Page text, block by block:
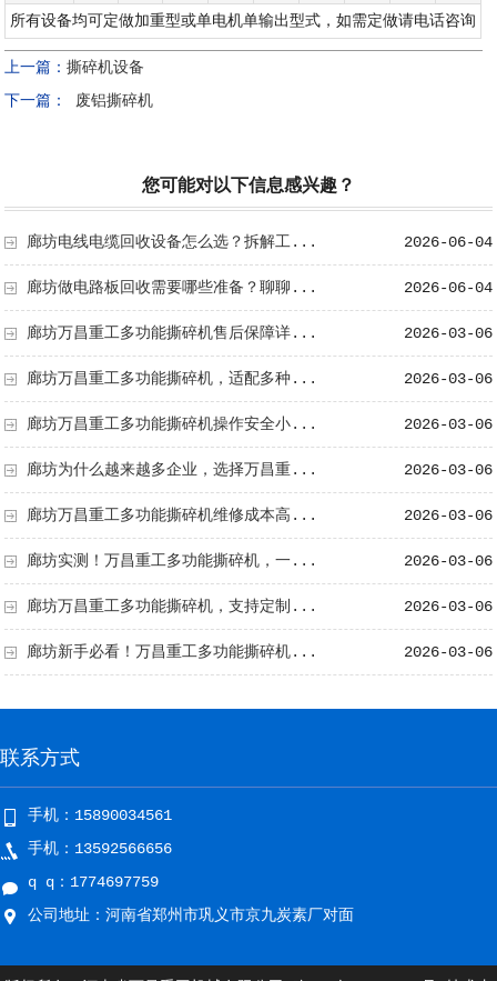
所有设备均可定做加重型或单电机单输出型式，如需定做请电话咨询
上一篇：撕碎机设备
下一篇：
废铝撕碎机
您可能对以下信息感兴趣？
2026-06-04
廊坊电线电缆回收设备怎么选？拆解工...
2026-06-04
廊坊做电路板回收需要哪些准备？聊聊...
2026-03-06
廊坊万昌重工多功能撕碎机售后保障详...
2026-03-06
廊坊万昌重工多功能撕碎机，适配多种...
2026-03-06
廊坊万昌重工多功能撕碎机操作安全小...
2026-03-06
廊坊为什么越来越多企业，选择万昌重...
2026-03-06
廊坊万昌重工多功能撕碎机维修成本高...
2026-03-06
廊坊实测！万昌重工多功能撕碎机，一...
2026-03-06
廊坊万昌重工多功能撕碎机，支持定制...
2026-03-06
廊坊新手必看！万昌重工多功能撕碎机...
联系方式
手机：15890034561
手机：13592566656
q q：1774697759
公司地址：河南省郑州市巩义市京九炭素厂对面